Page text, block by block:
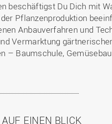
beschäftigst Du Dich mit
Pflanzenproduktion
Anbauverfahren und
Vermarktung
Baumschule,
EINEN BLICK